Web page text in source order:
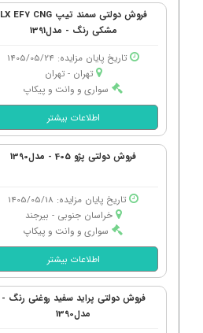
فروش دولتی سمند تیپ LX EF7 CNG
مشکی رنگ - مدل1391
تاریخ پایان مزایده: 1405/05/24
تهران - تهران
سواری و وانت و پیکاپ
اطلاعات بیشتر
فروش دولتی پژو 405 - مدل1390
تاریخ پایان مزایده: 1405/05/18
خراسان جنوبی - بیرجند
سواری و وانت و پیکاپ
اطلاعات بیشتر
فروش دولتی پراید سفید روغنی رنگ -
مدل1390